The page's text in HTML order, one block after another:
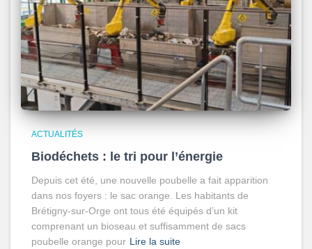
ACTUALITÉS
Biodéchets : le tri pour l’énergie
Depuis cet été, une nouvelle poubelle a fait apparition
dans nos foyers : le sac orange. Les habitants de
Brétigny-sur-Orge ont tous été équipés d’un kit
comprenant un bioseau et suffisamment de sacs
poubelle orange pour Lire la suite